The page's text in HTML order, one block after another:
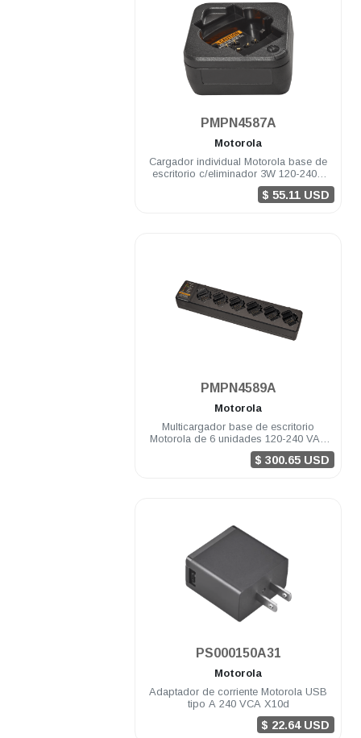
PMPN4587A
Motorola
Cargador individual Motorola base de
escritorio c/eliminador 3W 120-240V
$ 55.11 USD
PMPN4589A
Motorola
Multicargador base de escritorio
Motorola de 6 unidades 120-240 VAC
CURVE
$ 300.65 USD
PS000150A31
Motorola
Adaptador de corriente Motorola USB
tipo A 240 VCA X10d
$ 22.64 USD